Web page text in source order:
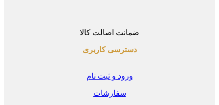
ضمانت اصالت کالا
دسترسی کاربری
ورود و ثبت نام
سفارشات